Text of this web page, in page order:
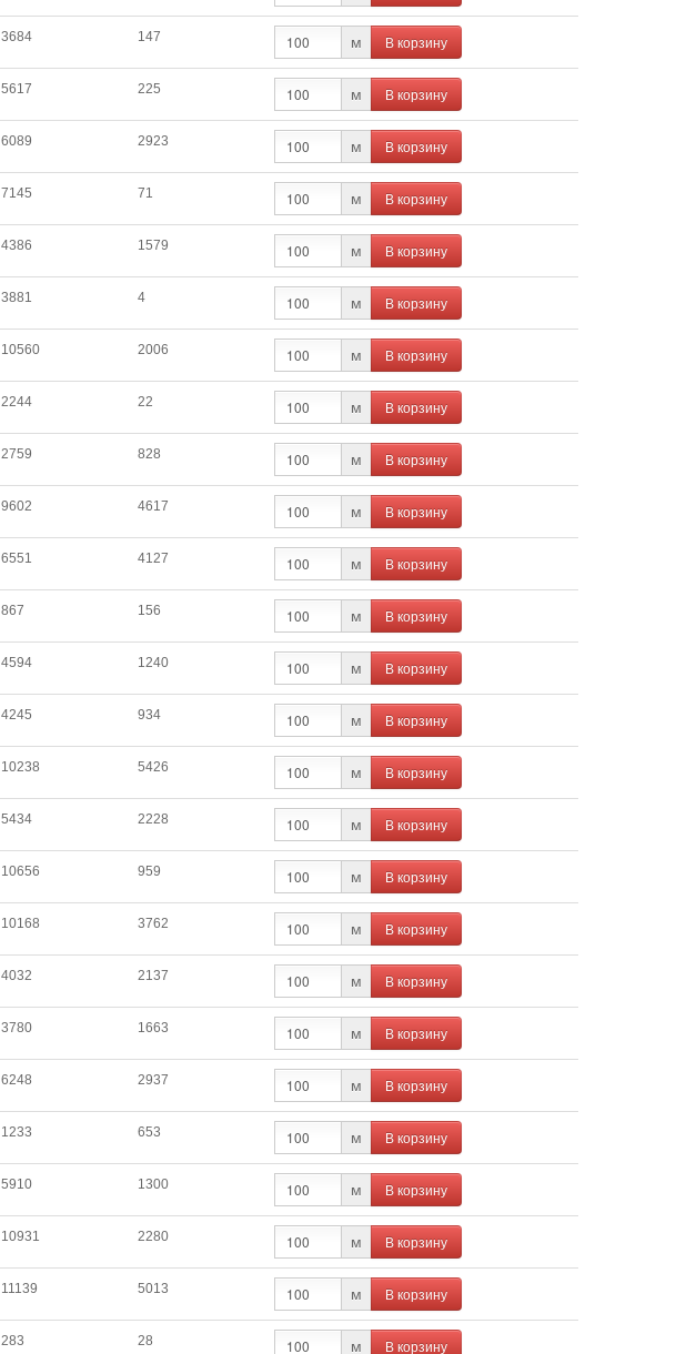
3684 147 м В корзину
5617 225 м В корзину
6089 2923 м В корзину
7145 71 м В корзину
4386 1579 м В корзину
3881 4 м В корзину
10560 2006 м В корзину
2244 22 м В корзину
2759 828 м В корзину
9602 4617 м В корзину
6551 4127 м В корзину
867 156 м В корзину
4594 1240 м В корзину
4245 934 м В корзину
10238 5426 м В корзину
5434 2228 м В корзину
10656 959 м В корзину
10168 3762 м В корзину
4032 2137 м В корзину
3780 1663 м В корзину
6248 2937 м В корзину
1233 653 м В корзину
5910 1300 м В корзину
10931 2280 м В корзину
11139 5013 м В корзину
283 28 м В корзину